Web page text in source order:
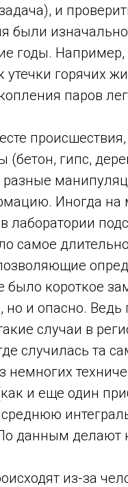
и
были
годы.
утечки горячих
паров
гипс,
Иногда на
лаборатории
самое
было короткое
но и опасно.
случаи в
случилась та
и еще один
данным делают
из-за